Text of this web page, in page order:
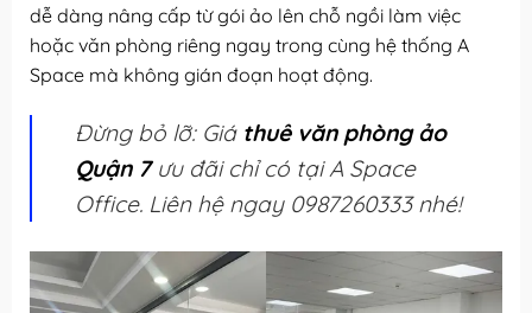
dễ dàng nâng cấp từ gói ảo lên chỗ ngồi làm việc
hoặc văn phòng riêng ngay trong cùng hệ thống A
Space mà không gián đoạn hoạt động.
Đừng bỏ lỡ: Giá thuê văn phòng ảo
Quận 7ưu đãi chỉ có tại A Space
Office. Liên hệ ngay 0987260333 nhé!